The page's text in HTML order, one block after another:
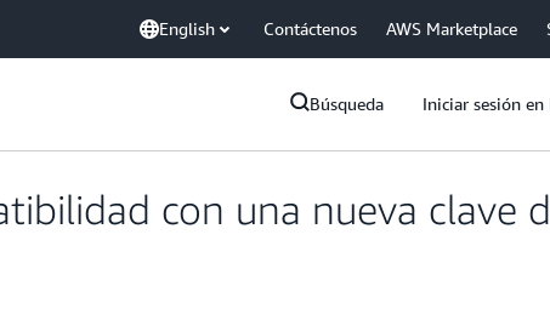
English Contáctenos AWS Marketplace
Búsqueda Iniciar sesión en
con una nueva clave